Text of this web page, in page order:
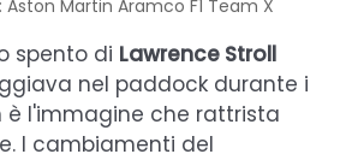
Martin Aramco F1 Team X
spento di Lawrence Stroll
nel paddock durante i
è l'immagine che rattrista
I cambiamenti del